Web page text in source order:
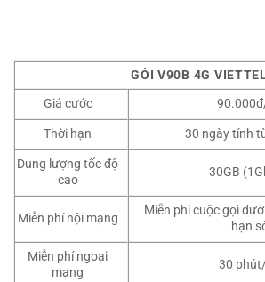
GÓI V90B 4G
Giá cước
Thời hạn
30 ngày tính
Dung lượng tốc độ
cao
30GB
Miễn phí nội mạng
Miễn phí cuộc gọi
hạn
Miễn phí ngoại
mạng
30